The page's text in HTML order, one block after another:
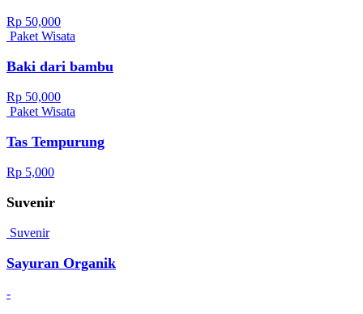
Rp 50,000
Paket Wisata
Baki dari bambu
Rp 50,000
Paket Wisata
Tas Tempurung
Rp 5,000
Suvenir
Suvenir
Sayuran Organik
-